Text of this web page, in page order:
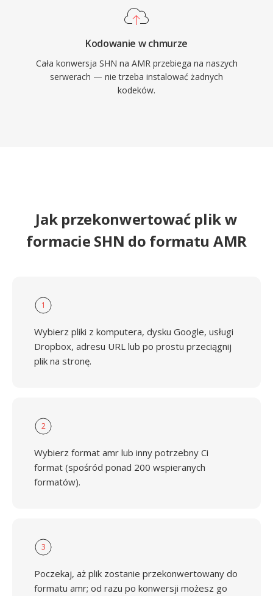
Kodowanie w chmurze
Cała konwersja SHN na AMR przebiega na naszych
serwerach — nie trzeba instalować żadnych
kodeków.
Jak przekonwertować plik w
formacie SHN do formatu AMR
1
Wybierz pliki z komputera, dysku Google, usługi
Dropbox, adresu URL lub po prostu przeciągnij
plik na stronę.
2
Wybierz format amr lub inny potrzebny Ci
format (spośród ponad 200 wspieranych
formatów).
3
Poczekaj, aż plik zostanie przekonwertowany do
formatu amr; od razu po konwersji możesz go